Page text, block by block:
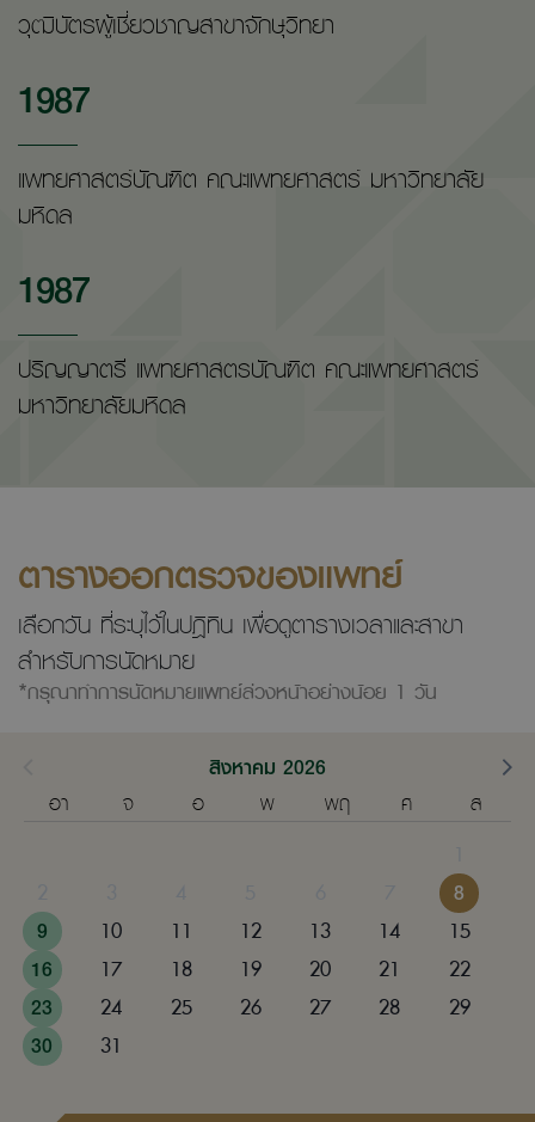
วุฒิบัตรผู้เชี่ยวชาญสาขาจักษุวิทยา
1987
แพทยศาสตร์บัณฑิต คณะแพทยศาสตร์ มหาวิทยาลัย
มหิดล
1987
ปริญญาตรี แพทยศาสตรบัณฑิต คณะแพทยศาสตร์
มหาวิทยาลัยมหิดล
ตารางออกตรวจของแพทย์
เลือกวัน ที่ระบุไว้ในปฎิทิน เพื่อดูตารางเวลาและสาขา
สำหรับการนัดหมาย
*กรุณาทำการนัดหมายแพทย์ล่วงหน้าอย่างน้อย 1 วัน
สิงหาคม 2026
อา
จ อ พ พฤ ศ
ส
8
9
10 11 12 13 14
15
16
17 18 19 20 21
22
23
24 25 26 27 28
29
30
31